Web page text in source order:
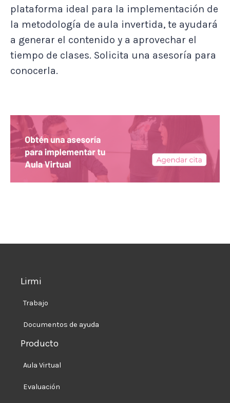
plataforma ideal para la implementación de
la metodología de aula invertida, te ayudará
a generar el contenido y a aprovechar el
tiempo de clases. Solicita una asesoría para
conocerla.
Lirmi
Trabajo
Documentos de ayuda
Producto
Aula Virtual
Evaluación